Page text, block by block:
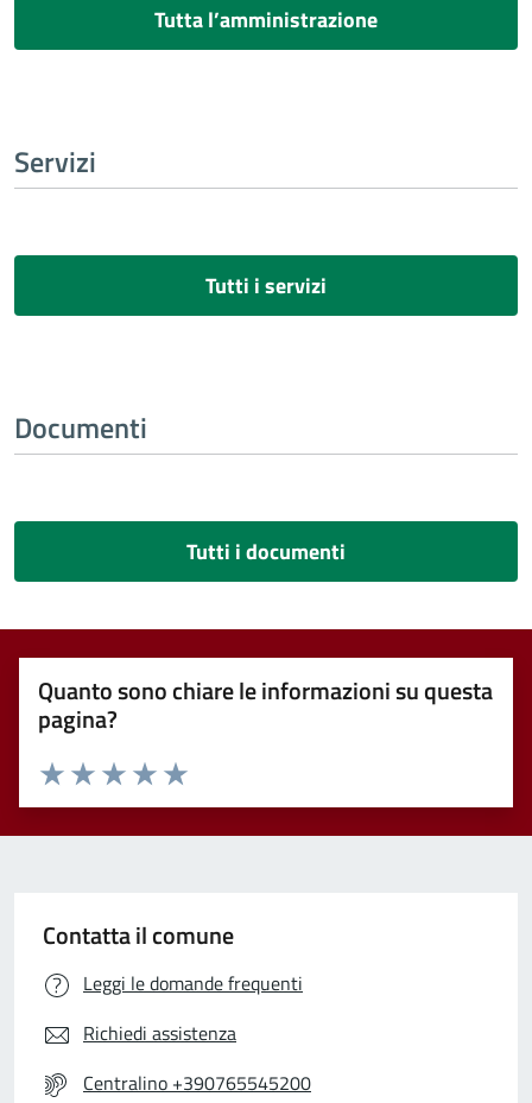
Tutta l’amministrazione
Servizi
Tutti i servizi
Documenti
Tutti i documenti
Quanto sono chiare le informazioni su questa
pagina?
Valuta 5 stelle su 5
Valuta 4 stelle su 5
Valuta 3 stelle su 5
Valuta 2 stelle su 5
Valuta 1 stelle su 5
Contatta il comune
Leggi le domande frequenti
Richiedi assistenza
Centralino +390765545200